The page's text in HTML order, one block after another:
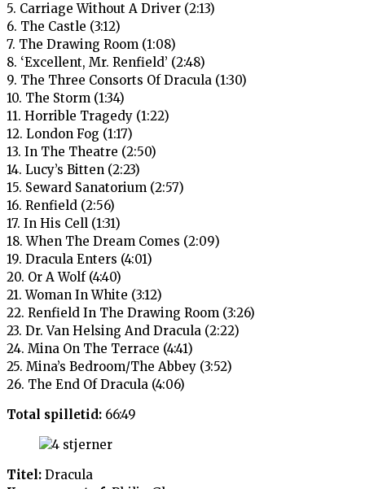
5. Carriage Without A Driver (2:13)
6. The Castle (3:12)
7. The Drawing Room (1:08)
8. ‘Excellent, Mr. Renfield’ (2:48)
9. The Three Consorts Of Dracula (1:30)
10. The Storm (1:34)
11. Horrible Tragedy (1:22)
12. London Fog (1:17)
13. In The Theatre (2:50)
14. Lucy’s Bitten (2:23)
15. Seward Sanatorium (2:57)
16. Renfield (2:56)
17. In His Cell (1:31)
18. When The Dream Comes (2:09)
19. Dracula Enters (4:01)
20. Or A Wolf (4:40)
21. Woman In White (3:12)
22. Renfield In The Drawing Room (3:26)
23. Dr. Van Helsing And Dracula (2:22)
24. Mina On The Terrace (4:41)
25. Mina’s Bedroom/The Abbey (3:52)
26. The End Of Dracula (4:06)
Total spilletid: 66:49
Titel: Dracula